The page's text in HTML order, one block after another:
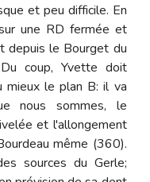
et peu difficile. En
une RD fermée et
depuis le Bourget du
coup, Yvette doit
mieux le plan B: il va
nous sommes, le
et l'allongement
même (360).
sources du Gerle;